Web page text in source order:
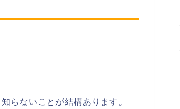
らないことが結構あります。